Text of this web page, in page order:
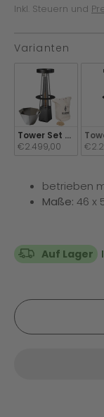
Inkl. Steuern und
Varianten
Tower Set Angebot
€2.499,00
betrieben
Maße: 46 x
Auf Lager